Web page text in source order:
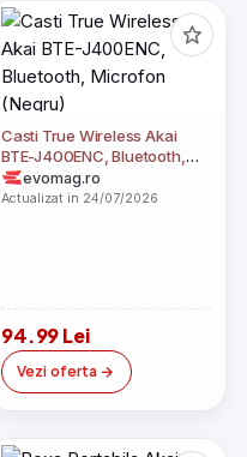
Casti True Wireless Akai
BTE-J400ENC, Bluetooth,
Microfon (Negru)
evomag.ro
Actualizat in 24/07/2026
94.99 Lei
Vezi oferta